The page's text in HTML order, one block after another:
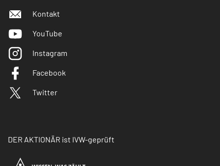
Kontakt
YouTube
Instagram
Facebook
Twitter
DER AKTIONÄR ist IVW-geprüft